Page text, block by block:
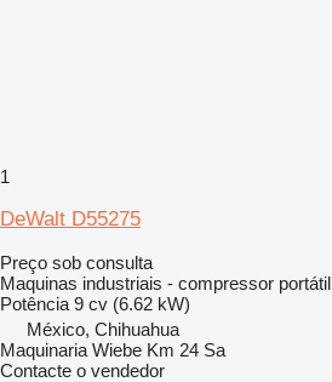
1
DeWalt D55275
Preço sob consulta
Maquinas industriais - compressor portátil
Potência 9 cv (6.62 kW)
México, Chihuahua
Maquinaria Wiebe Km 24 Sa
Contacte o vendedor